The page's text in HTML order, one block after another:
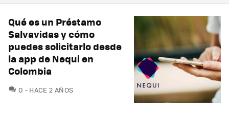
Qué es un Préstamo
Salvavidas y cómo
puedes solicitarlo desde
la app de Nequi en
Colombia
0 COMENTARIOS
HACE 2 AÑOS